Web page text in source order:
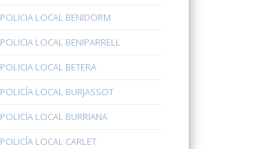
POLICIA LOCAL BENIDORM
POLICIA LOCAL BENIPARRELL
POLICIA LOCAL BETERA
POLICÍA LOCAL BURJASSOT
POLICÍA LOCAL BURRIANA
POLICÍA LOCAL CARLET